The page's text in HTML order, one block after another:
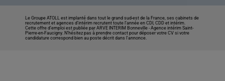
Le Groupe ATOLL est implanté dans tout le grand sud-est de la France, ses cabinets de
recrutement et agences d’intérim recrutent toute l’année en CDI, CDD et intérim.
Cette offre d’emploi est publiée par ARVE INTERIM Bonneville -Agence intérim Saint-
Pierre-en-Faucigny. N’hésitez pas à prendre contact pour déposer votre CV si votre
candidature correspond bien au poste décrit dans l'annonce.